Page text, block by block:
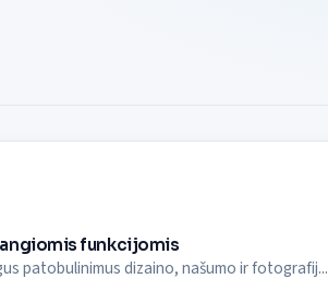
funkcijomis
patobulinimus dizaino, našumo ir fotografij...